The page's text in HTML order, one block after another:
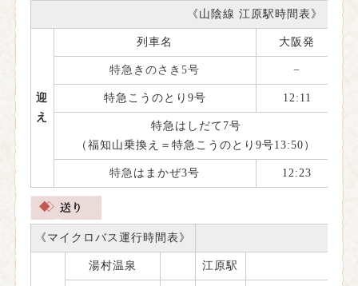
《山陰線 江原駅時間表》
迎
え
列車名 大阪発
特急きのさき5号 −
特急こうのとり9号 12:11
特急はしだて7号
（福知山乗換え＝特急こうのとり9号13:50）
特急 はまかぜ3号 12:23
《マイクロバス運行時間表》
湯村温泉 江原駅